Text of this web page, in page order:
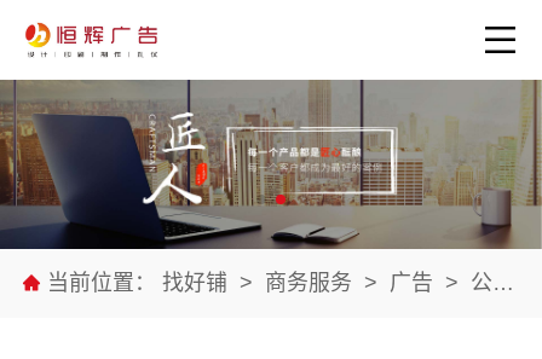
当前位置： 找好铺 > 商务服务 > 广告 > 公司产品